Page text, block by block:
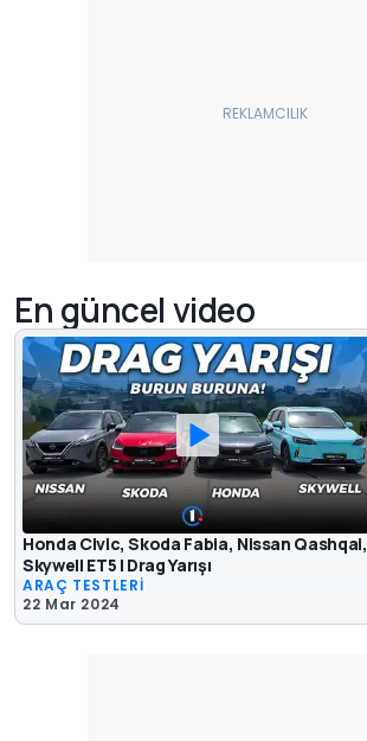
En güncel video
Honda Civic, Skoda Fabia, Nissan Qashqai,
Skywell ET5 | Drag Yarışı
ARAÇ TESTLERİ
22 Mar 2024